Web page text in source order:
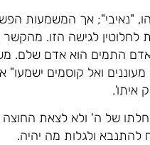
"נאיבי"; אך המשמעות
לגישה הזו.
התמים הוא אדם שלם.
ואל קוסמים
איתו'.
של ה' ולא לצאת החוצה
ולגלות מה יהיה.